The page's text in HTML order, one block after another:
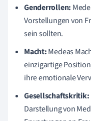
Genderrollen:
Vorstellungen von
sein sollten.
Macht:Medeas
einzigartige
ihre emotionale
Gesellschaftskritik:
Darstellung von